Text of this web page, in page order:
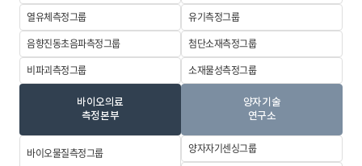
열유체측정그룹
음향진동초음파측정그룹
비파괴측정그룹
유기측정그룹
첨단소재측정그룹
소재물성측정그룹
바이오의료
측정본부
바이오물질측정그룹
양자기술
연구소
양자자기센싱그룹